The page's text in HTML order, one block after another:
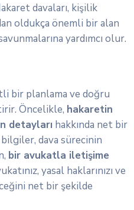
davaları, kişilik
oldukça önemli bir alan
yardımcı olur.
bir planlama ve doğru
Öncelikle, hakaretin
detayları hakkında net bir
bilgiler, dava sürecinin
bir avukatla iletişime
yasal haklarınızı ve
net bir şekilde